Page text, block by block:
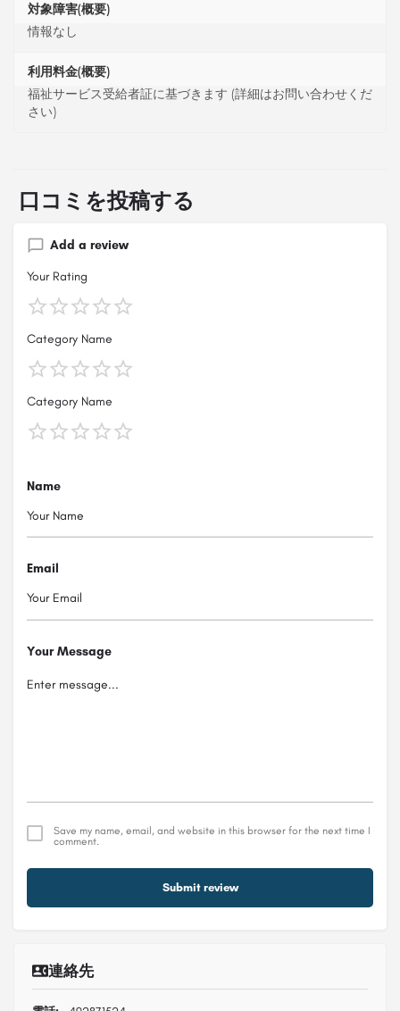
対象障害(概要)
情報なし
利用料金(概要)
福祉サービス受給者証に基づきます (詳細はお問い合わせくだ
さい)
口コミを投稿する
Add a review
Your Rating
Category Name
Category Name
Name
Email
Your Message
Save my name, email, and website in this browser for the next time I
comment.
Submit review
連絡先